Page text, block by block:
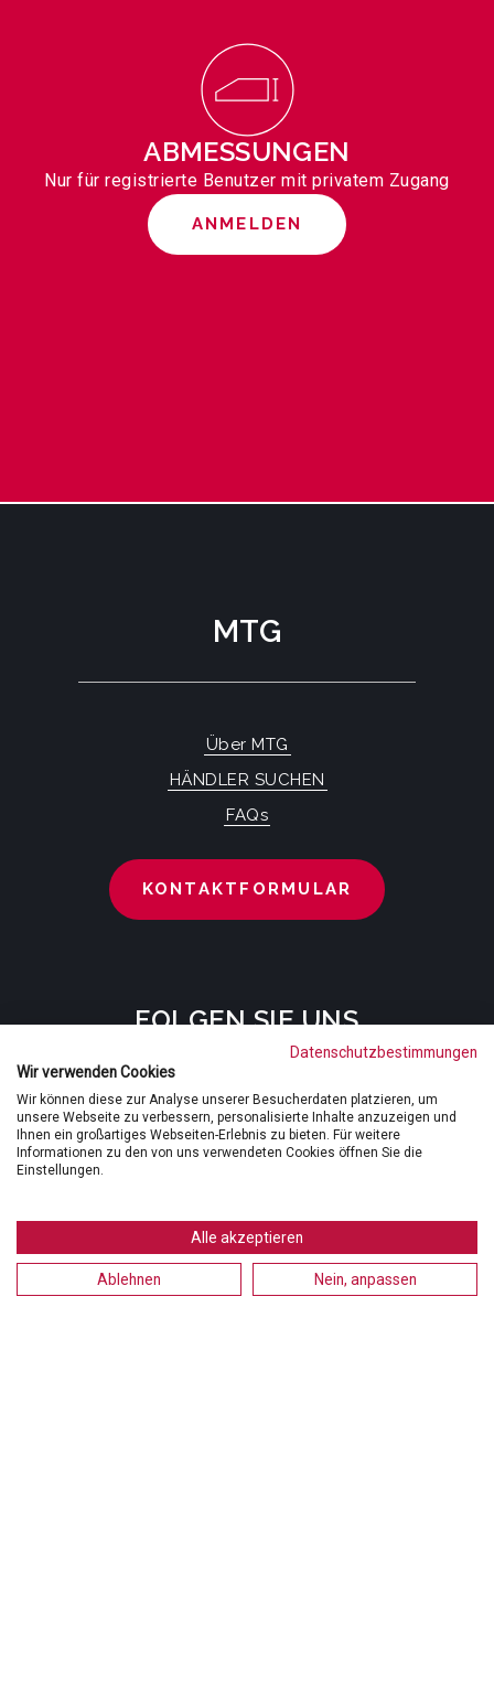
ABMESSUNGEN
Nur für registrierte Benutzer mit privatem Zugang
ANMELDEN
STANDORT
MTG
Über MTG
HÄNDLER SUCHEN
FAQs
KONTAKTFORMULAR
FOLGEN SIE UNS
Datenschutzbestimmungen
Wir verwenden Cookies
Wir können diese zur Analyse unserer Besucherdaten platzieren, um
unsere Webseite zu verbessern, personalisierte Inhalte anzuzeigen und
Ihnen ein großartiges Webseiten-Erlebnis zu bieten. Für weitere
Informationen zu den von uns verwendeten Cookies öffnen Sie die
Einstellungen.
Alle akzeptieren
Ablehnen Nein, anpassen